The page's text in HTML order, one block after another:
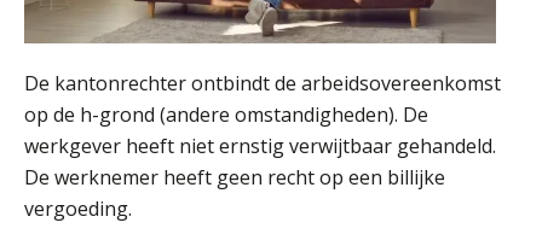
De kantonrechter ontbindt de arbeidsovereenkomst
op de h-grond (andere omstandigheden). De
werkgever heeft niet ernstig verwijtbaar gehandeld.
De werknemer heeft geen recht op een billijke
vergoeding.